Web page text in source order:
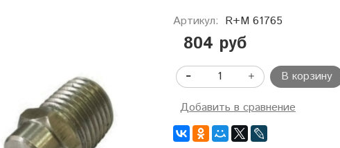
Артикул: R+M 61765
804 руб
В корзину
Добавить в сравнение